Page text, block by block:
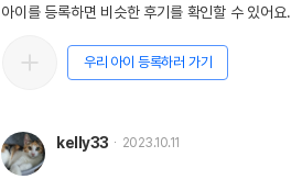
아이를 등록하면 비슷한 후기를 확인할 수 있어요.
우리 아이 등록하러 가기
kelly33 2023.10.11